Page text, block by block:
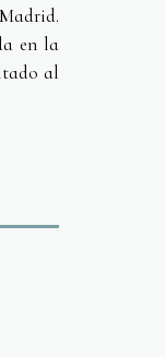
en la
al